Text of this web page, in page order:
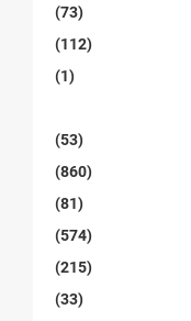
(73)
(112)
(1)
(53)
(860)
(81)
(574)
(215)
(33)